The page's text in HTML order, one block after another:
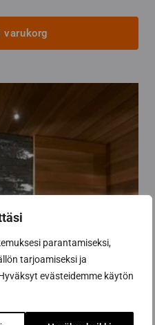
parantamiseksi,
tarjoamiseksi ja
evästeidemme käytön
varukorg